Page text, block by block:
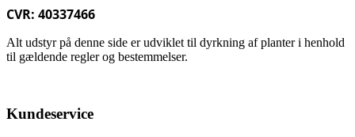
CVR: 40337466
Alt udstyr på denne side er udviklet til dyrkning af planter i henhold
til gældende regler og bestemmelser.
Kundeservice